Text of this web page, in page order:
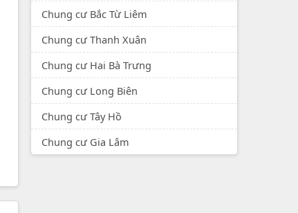
Chung cư Bắc Từ Liêm
Chung cư Thanh Xuân
Chung cư Hai Bà Trưng
Chung cư Long Biên
Chung cư Tây Hồ
Chung cư Gia Lâm